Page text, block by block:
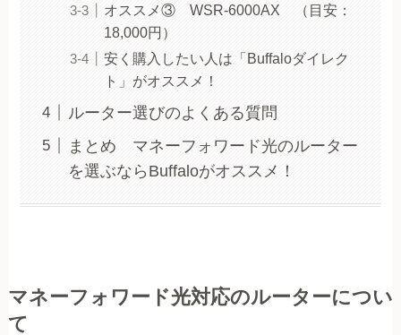
オススメ③ WSR-6000AX （目安：
18,000円）
安く購入したい人は「Buffaloダイレク
ト」がオススメ！
ルーター選びのよくある質問
まとめ マネーフォワード光のルーター
を選ぶならBuffaloがオススメ！
マネーフォワード光対応のルーターについ
て